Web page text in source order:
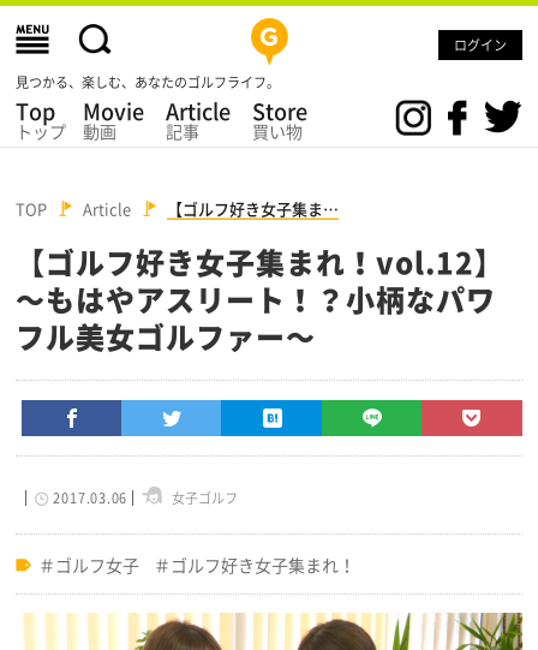
ログイン
見つかる、楽しむ、あなたのゴルフライフ。
Top
トップ
Movie
動画
Article
記事
Store
買い物
TOP Article 【ゴルフ好き女子集ま…
【ゴルフ好き女子集まれ！vol.12】
～もはやアスリート！？小柄なパワ
フル美女ゴルファー～
2017.03.06 女子ゴルフ
ゴルフ女子 ゴルフ好き女子集まれ！